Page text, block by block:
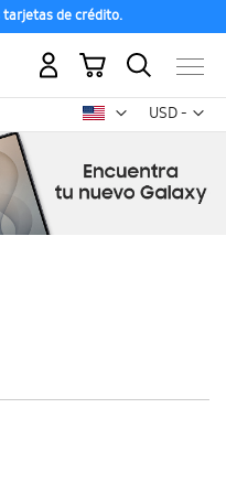
de crédito.
USD -
dólar
Mi carrito